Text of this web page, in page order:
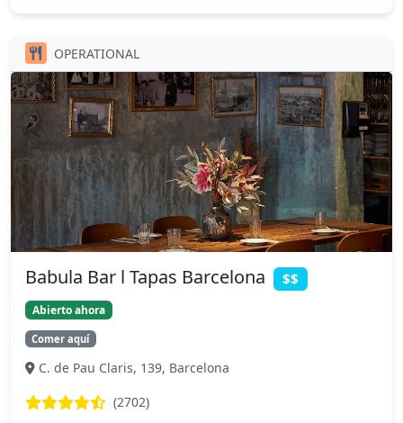
OPERATIONAL
Babula Bar l Tapas Barcelona $$
Abierto ahora
Comer aquí
C. de Pau Claris, 139, Barcelona
(2702)